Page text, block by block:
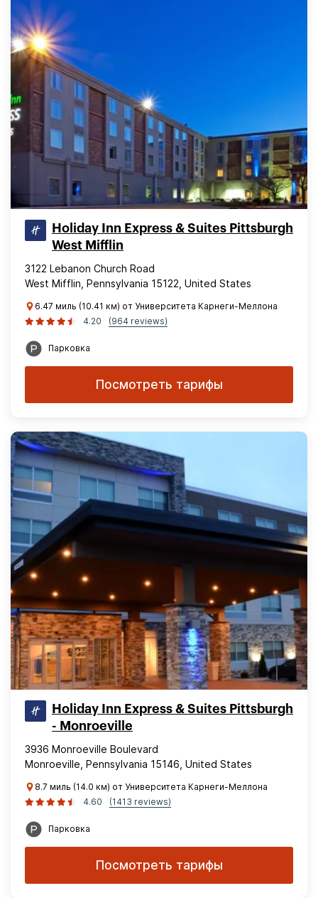
Holiday Inn Express & Suites Pittsburgh
West Mifflin
3122 Lebanon Church Road
West Mifflin, Pennsylvania 15122, United States
6.47 миль (10.41 км) от Университета Карнеги-Меллона
4.20
(964 reviews)
Парковка
Посмотреть тарифы
Holiday Inn Express & Suites Pittsburgh
- Monroeville
3936 Monroeville Boulevard
Monroeville, Pennsylvania 15146, United States
8.7 миль (14.0 км) от Университета Карнеги-Меллона
4.60
(1413 reviews)
Парковка
Посмотреть тарифы